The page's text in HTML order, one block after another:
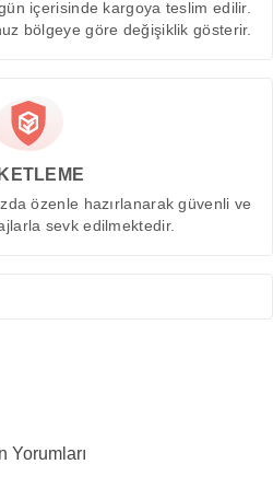
içerisinde kargoya teslim edilir.
bölgeye göre değişiklik gösterir.
özenle hazırlanarak güvenli ve
sevk edilmektedir.
Yorumları